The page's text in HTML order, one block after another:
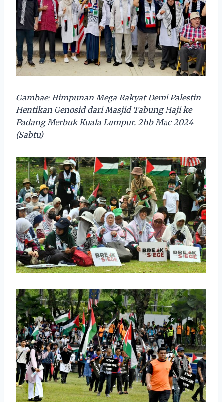
Gambae: Himpunan Mega Rakyat Demi Palestin
Hentikan Genosid dari Masjid Tabung Haji ke
Padang Merbuk Kuala Lumpur. 2hb Mac 2024
(Sabtu)